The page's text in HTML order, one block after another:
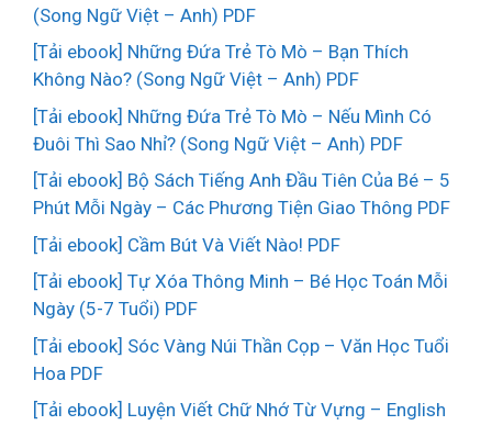
(Song Ngữ Việt – Anh) PDF
[Tải ebook] Những Đứa Trẻ Tò Mò – Bạn Thích
Không Nào? (Song Ngữ Việt – Anh) PDF
[Tải ebook] Những Đứa Trẻ Tò Mò – Nếu Mình Có
Đuôi Thì Sao Nhỉ? (Song Ngữ Việt – Anh) PDF
[Tải ebook] Bộ Sách Tiếng Anh Đầu Tiên Của Bé – 5
Phút Mỗi Ngày – Các Phương Tiện Giao Thông PDF
[Tải ebook] Cầm Bút Và Viết Nào! PDF
[Tải ebook] Tự Xóa Thông Minh – Bé Học Toán Mỗi
Ngày (5-7 Tuổi) PDF
[Tải ebook] Sóc Vàng Núi Thần Cọp – Văn Học Tuổi
Hoa PDF
[Tải ebook] Luyện Viết Chữ Nhớ Từ Vựng – English